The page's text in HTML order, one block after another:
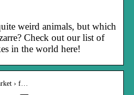
weird animals, but which
Check out our list of
in the world here!
› f…